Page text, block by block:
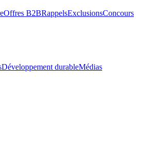
Offres B2BRappelsExclusionsConcours
Développement durableMédias